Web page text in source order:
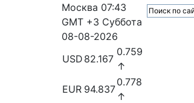
Москва 07:43
GMT +3 Суббота
08-08-2026
USD 82.167
0.759
↑
EUR 94.837
0.778
↑